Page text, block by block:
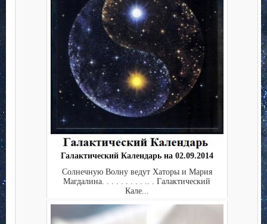
Галактический Календарь на 02.09.2014
Солнечную Волну ведут Хаторы и Мария
Магдалина. . . . . . . . . .. . Галактический
Кале...